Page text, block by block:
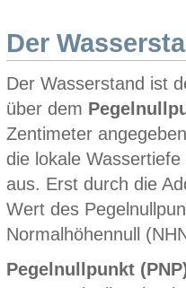
Der
Der Wasserstand ist
über dem
Zentimeter
die lokale
aus. Erst durch die
Wert des
Normalhöhennull
Pegelnullpunkt